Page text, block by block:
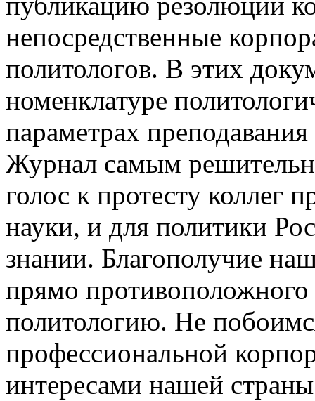
непосредственные
политологов. В этих
номенклатуре
параметрах
Журнал самым
голос к протесту коллег
науки, и для политики
знании. Благополучие
прямо
политологию. Не
профессиональной
интересами нашей